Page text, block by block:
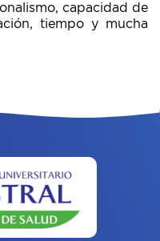
capacidad de
tiempo y mucha